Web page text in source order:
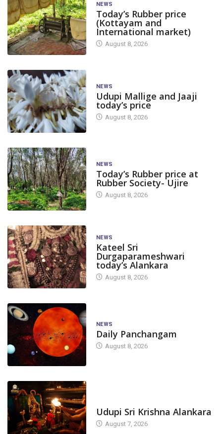
NEWS
Today’s Rubber price
(Kottayam and
International market)
August 8, 2026
NEWS
Udupi Mallige and Jaaji
today’s price
August 8, 2026
NEWS
Today’s Rubber price at
Rubber Society- Ujire
August 8, 2026
NEWS
Kateel Sri
Durgaparameshwari
today’s Alankara
August 8, 2026
NEWS
Daily Panchangam
August 8, 2026
Udupi Sri Krishna Alankara
August 7, 2026